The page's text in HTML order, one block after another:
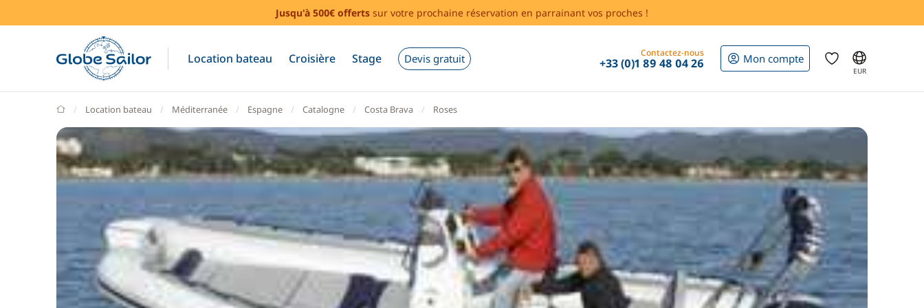
Jusqu'à 500€ offerts sur votre prochaine réservation en parrainant vos proches !
Location bateau Croisière Stage Devis gratuit Contactez-nous
+33 (0)1 89 48 04 26 Mon compte
EUR
GlobeSailor
Location bateau Méditerranée Espagne Catalogne Costa Brava Roses